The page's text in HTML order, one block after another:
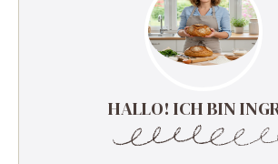
HALLO! ICH BIN